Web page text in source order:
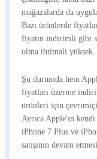
mağazalarda da
Bazı ürünlerde
fiyatın indirimli gibi
olma ihtimali yüksek.
Şu durumda hem
fiyatları üzerine
ürünleri için
Ayrıca Apple'ın kendi
iPhone 7 Plus ve
satışının devam